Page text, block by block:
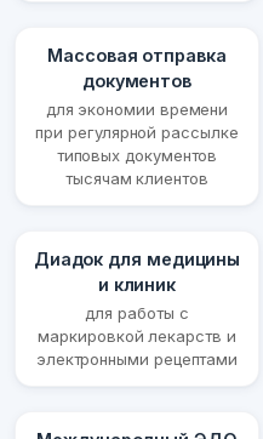
Массовая отправка
документов
для экономии времени
при регулярной рассылке
типовых документов
тысячам клиентов
Диадок для медицины
и клиник
для работы с
маркировкой лекарств и
электронными рецептами